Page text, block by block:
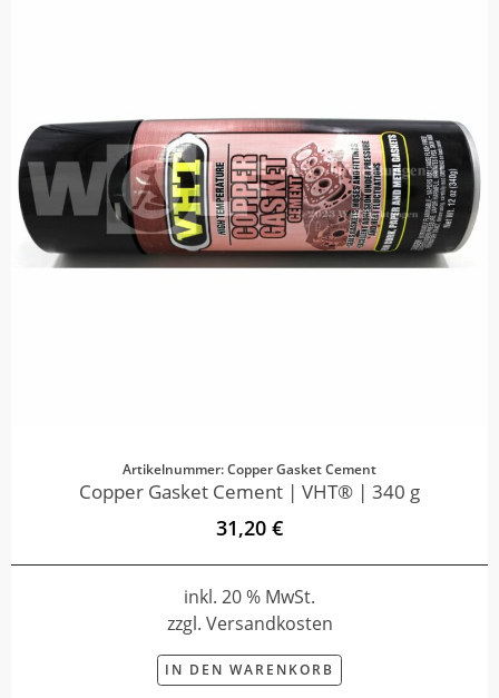
Artikelnummer: Copper Gasket Cement
Copper Gasket Cement | VHT® | 340 g
31,20 €
inkl. 20 % MwSt.
zzgl. Versandkosten
IN DEN WARENKORB